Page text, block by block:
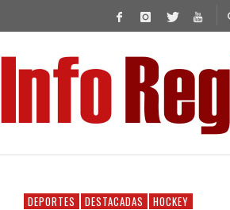
DEPORTES DESTACADAS HOCKEY